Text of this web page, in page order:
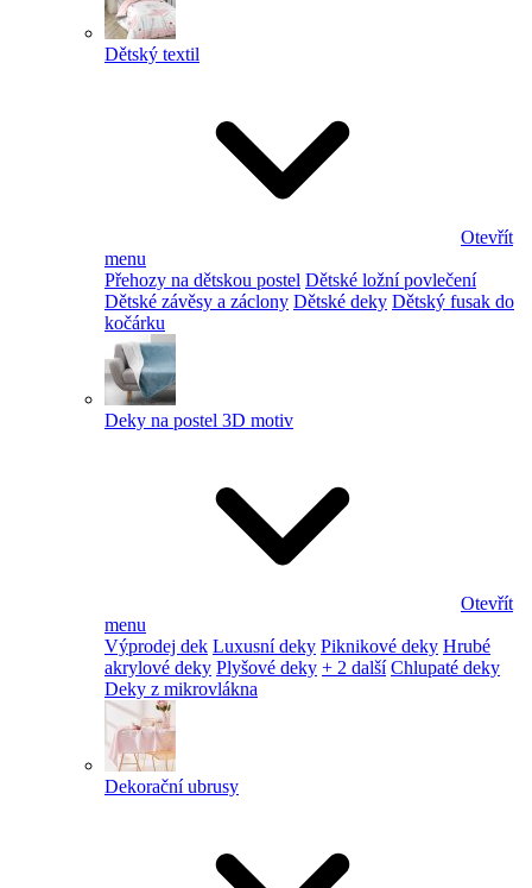
Dětský textil
Otevřít
menu
Přehozy na dětskou postel Dětské ložní povlečení
Dětské závěsy a záclony Dětské deky Dětský fusak do
kočárku
Deky na postel 3D motiv
Otevřít
menu
Výprodej dek Luxusní deky Piknikové deky Hrubé
akrylové deky Plyšové deky + 2 další Chlupaté deky
Deky z mikrovlákna
Dekorační ubrusy